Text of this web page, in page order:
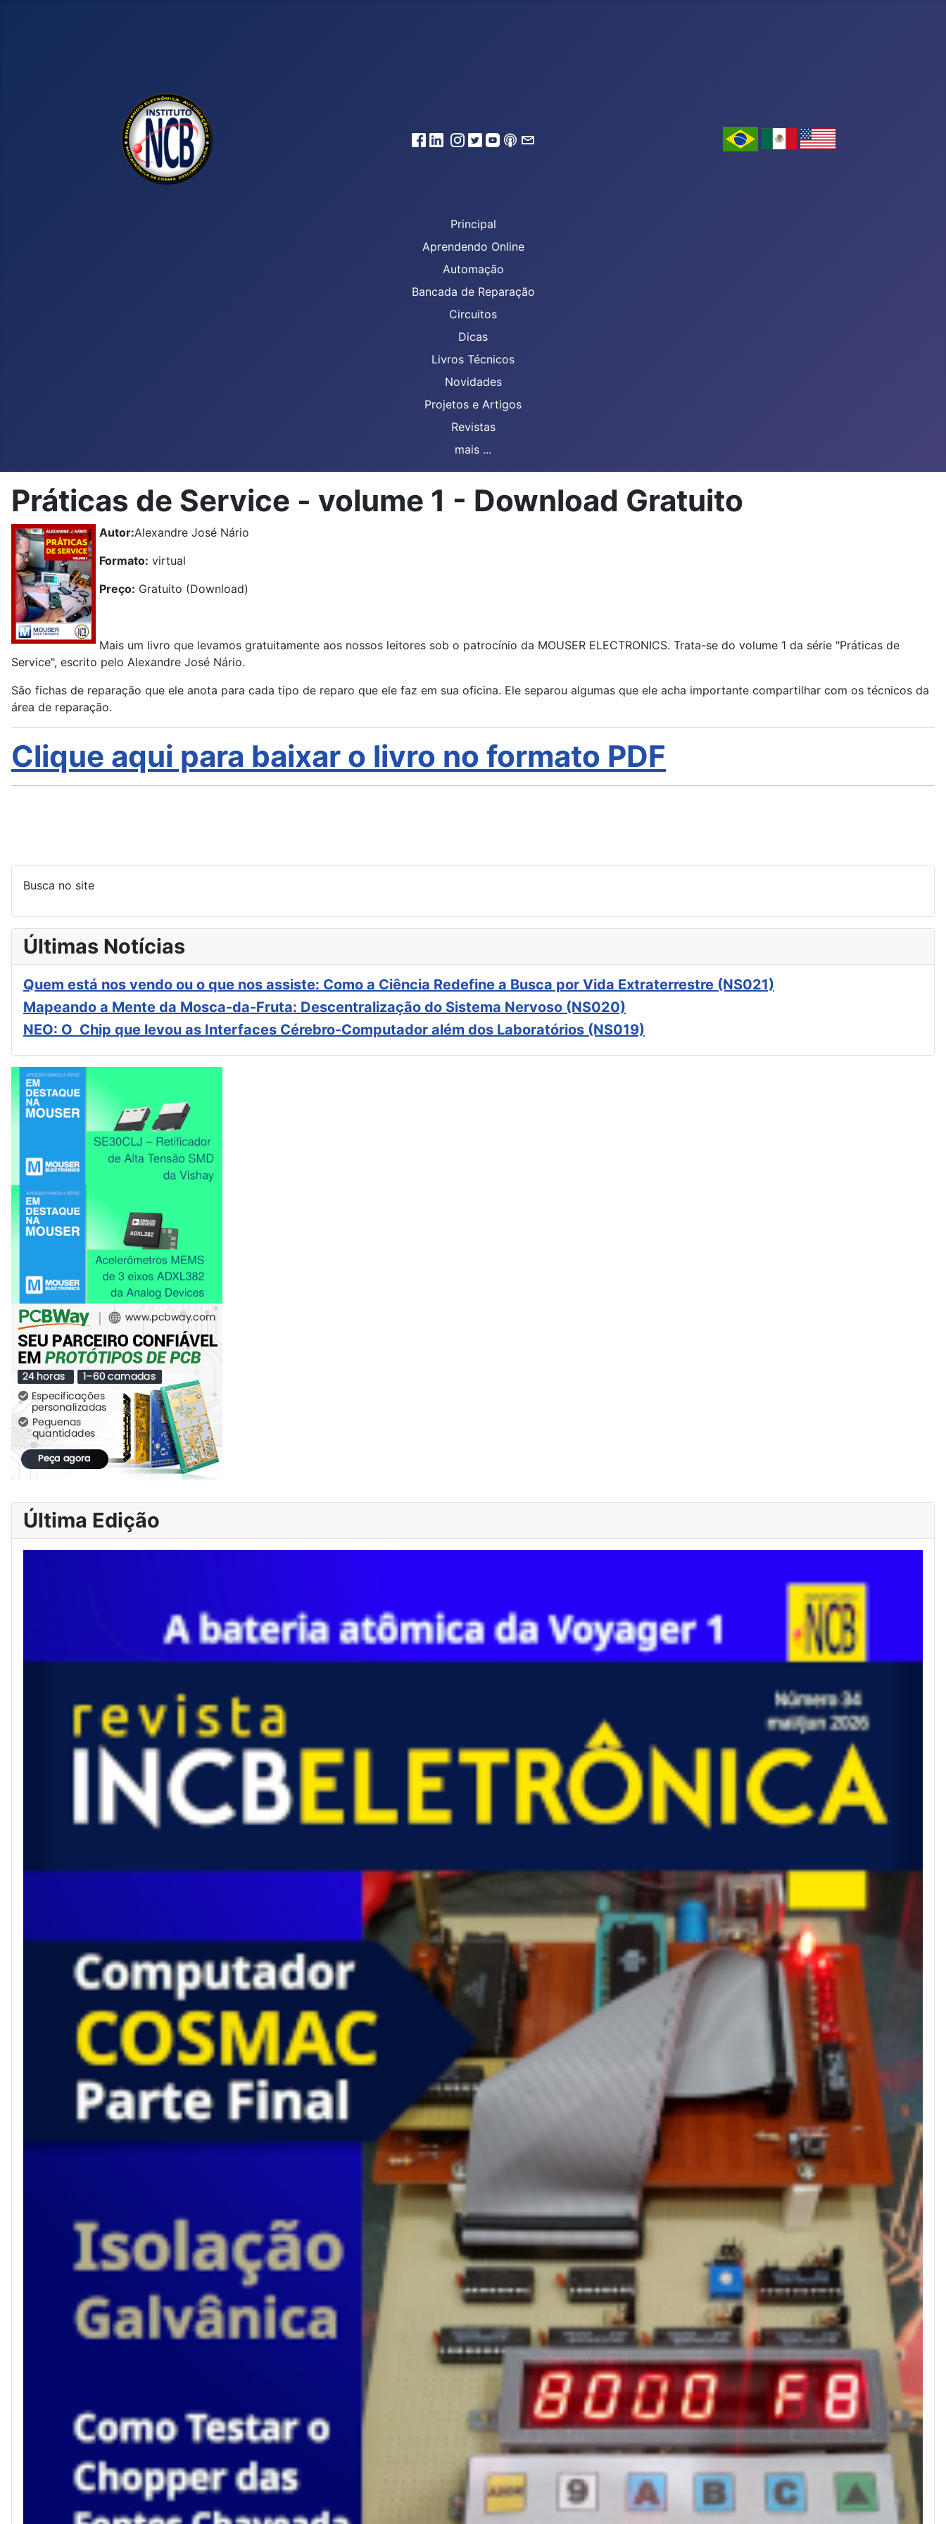
Principal
Aprendendo Online
Automação
Bancada de Reparação
Circuitos
Dicas
Livros Técnicos
Novidades
Projetos e Artigos
Revistas
mais ...
Práticas de Service - volume 1 - Download Gratuito
Autor:Alexandre José Nário
Formato: virtual
Preço: Gratuito (Download)
Mais um livro que levamos gratuitamente aos nossos leitores sob o patrocínio da MOUSER ELECTRONICS. Trata-se do volume 1 da série "Práticas de
Service", escrito pelo Alexandre José Nário.
São fichas de reparação que ele anota para cada tipo de reparo que ele faz em sua oficina. Ele separou algumas que ele acha importante compartilhar com os técnicos da
área de reparação.
Clique aqui para baixar o livro no formato PDF
Busca no site
Últimas Notícias
Quem está nos vendo ou o que nos assiste: Como a Ciência Redefine a Busca por Vida Extraterrestre (NS021)
Mapeando a Mente da Mosca-da-Fruta: Descentralização do Sistema Nervoso (NS020)
NEO: O Chip que levou as Interfaces Cérebro-Computador além dos Laboratórios (NS019)
Última Edição